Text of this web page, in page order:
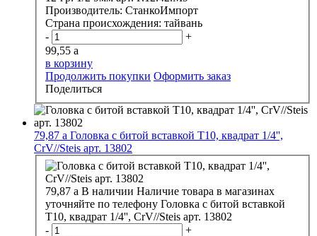
Производитель: СтанкоИмпорт
Страна происхождения: тайвань
-
+
99,55 a
в корзину
Продолжить покупки Оформить заказ
Поделиться
79,87 a Головка с битой вставкой Т10, квадрат 1/4'',
CrV//Steis арт. 13802
79,87 a В наличии Наличие товара в магазинах
уточняйте по телефону Головка с битой вставкой
Т10, квадрат 1/4'', CrV//Steis арт. 13802
-
+